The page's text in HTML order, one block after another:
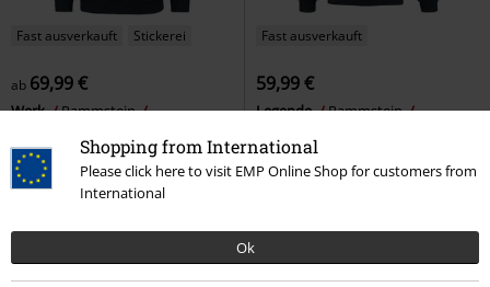
Shopping from International
Please click here to visit EMP Online Shop for customers from
International
Ok
Fast ausverkauft Stickerei
ab 69,99 €
Werk
Rammstein
Fast ausverkauft
59,99 €
Legende
Rammstein